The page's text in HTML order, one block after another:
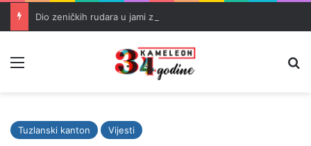
Tuzlanski kanton Vijesti